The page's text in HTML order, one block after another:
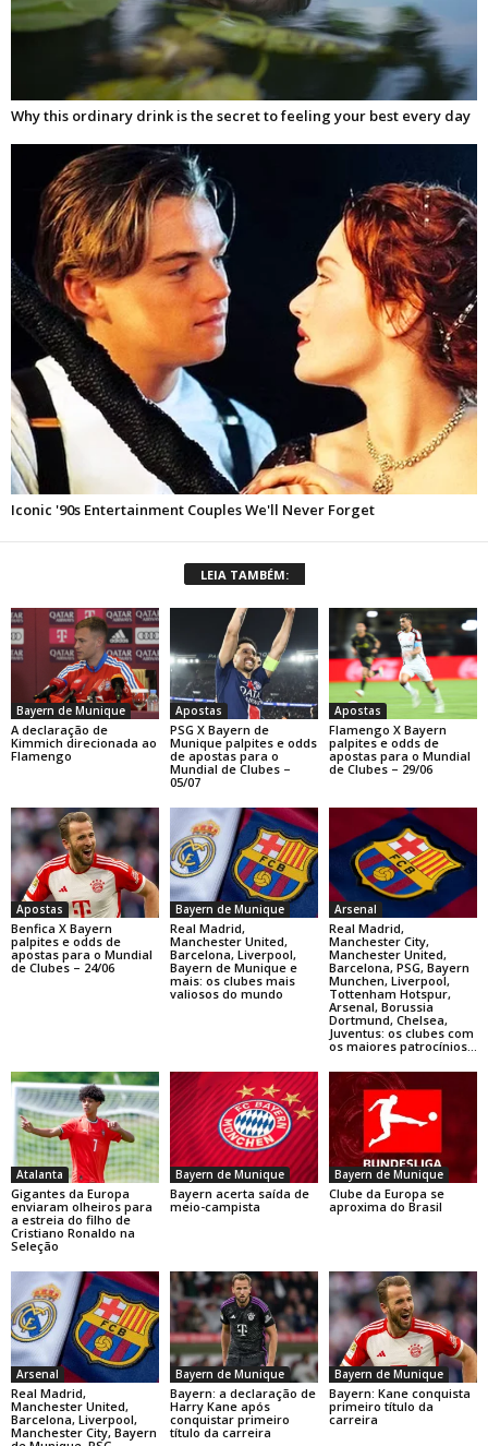
LEIA TAMBÉM:
Bayern de Munique
A declaração de
Kimmich direcionada ao
Flamengo
Apostas
PSG X Bayern de
Munique palpites e odds
de apostas para o
Mundial de Clubes –
05/07
Apostas
Flamengo X Bayern
palpites e odds de
apostas para o Mundial
de Clubes – 29/06
Apostas
Benfica X Bayern
palpites e odds de
apostas para o Mundial
de Clubes – 24/06
Bayern de Munique
Real Madrid,
Manchester United,
Barcelona, Liverpool,
Bayern de Munique e
mais: os clubes mais
valiosos do mundo
Arsenal
Real Madrid,
Manchester City,
Manchester United,
Barcelona, PSG, Bayern
Munchen, Liverpool,
Tottenham Hotspur,
Arsenal, Borussia
Dortmund, Chelsea,
Juventus: os clubes com
os maiores patrocínios...
Atalanta
Gigantes da Europa
enviaram olheiros para
a estreia do filho de
Cristiano Ronaldo na
Seleção
Bayern de Munique
Bayern acerta saída de
meio-campista
Bayern de Munique
Clube da Europa se
aproxima do Brasil
Arsenal
Real Madrid,
Manchester United,
Barcelona, Liverpool,
Manchester City, Bayern
Bayern de Munique
Bayern: a declaração de
Harry Kane após
conquistar primeiro
título da carreira
Bayern de Munique
Bayern: Kane conquista
primeiro título da
carreira